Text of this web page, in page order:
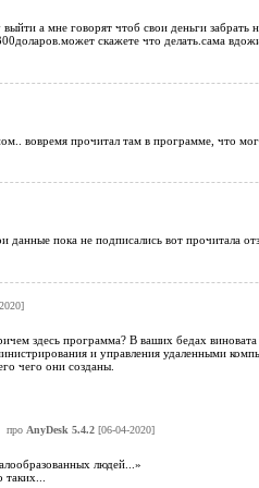
а мне говорят чтоб свои деньги забрать
скажете что делать.сама
вовремя прочитал там в программе, что
данные пока не подписались вот прочитала
здесь программа? В ваших бедах
и управления удаленными
чего они созданы.
про AnyDesk 5.4.2[06-04-2020]
людей...»